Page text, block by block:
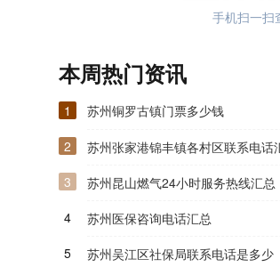
手机扫一扫
本周热门资讯
1
苏州铜罗古镇门票多少钱
2
苏州张家港锦丰镇各村区联系电话
3
苏州昆山燃气24小时服务热线汇总
4
苏州医保咨询电话汇总
5
苏州吴江区社保局联系电话是多少